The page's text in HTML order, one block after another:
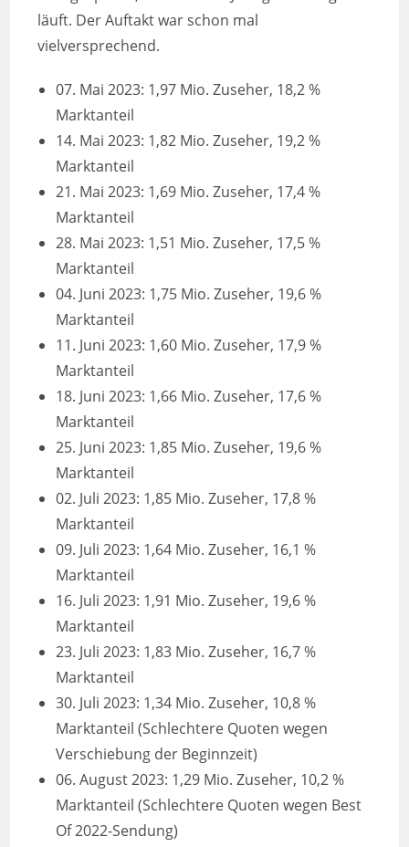
läuft. Der Auftakt war schon mal
vielversprechend.
07. Mai 2023: 1,97 Mio. Zuseher, 18,2 %
Marktanteil
14. Mai 2023: 1,82 Mio. Zuseher, 19,2 %
Marktanteil
21. Mai 2023: 1,69 Mio. Zuseher, 17,4 %
Marktanteil
28. Mai 2023: 1,51 Mio. Zuseher, 17,5 %
Marktanteil
04. Juni 2023: 1,75 Mio. Zuseher, 19,6 %
Marktanteil
11. Juni 2023: 1,60 Mio. Zuseher, 17,9 %
Marktanteil
18. Juni 2023: 1,66 Mio. Zuseher, 17,6 %
Marktanteil
25. Juni 2023: 1,85 Mio. Zuseher, 19,6 %
Marktanteil
02. Juli 2023: 1,85 Mio. Zuseher, 17,8 %
Marktanteil
09. Juli 2023: 1,64 Mio. Zuseher, 16,1 %
Marktanteil
16. Juli 2023: 1,91 Mio. Zuseher, 19,6 %
Marktanteil
23. Juli 2023: 1,83 Mio. Zuseher, 16,7 %
Marktanteil
30. Juli 2023: 1,34 Mio. Zuseher, 10,8 %
Marktanteil (Schlechtere Quoten wegen
Verschiebung der Beginnzeit)
06. August 2023: 1,29 Mio. Zuseher, 10,2 %
Marktanteil (Schlechtere Quoten wegen Best
Of 2022-Sendung)